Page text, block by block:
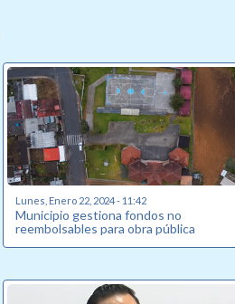
Lunes, Enero 22, 2024 - 11:42
Municipio gestiona fondos no
reembolsables para obra pública